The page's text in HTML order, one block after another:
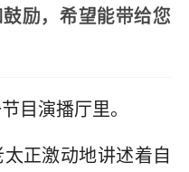
励，希望能带给您
目演播厅里。
正激动地讲述着自